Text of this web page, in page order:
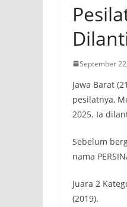
September
Jawa Barat
pesilatnya,
2025. Ia
Sebelum
nama
Juara 2
(2019).